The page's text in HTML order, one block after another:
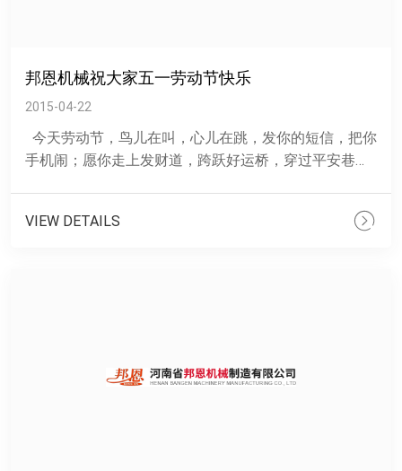
邦恩机械祝大家五一劳动节快乐
2015-04-22
今天劳动节，鸟儿在叫，心儿在跳，发你的短信，把你
手机闹；愿你走上发财道，跨跃好运桥，穿过平安巷，
VIEW DETAILS